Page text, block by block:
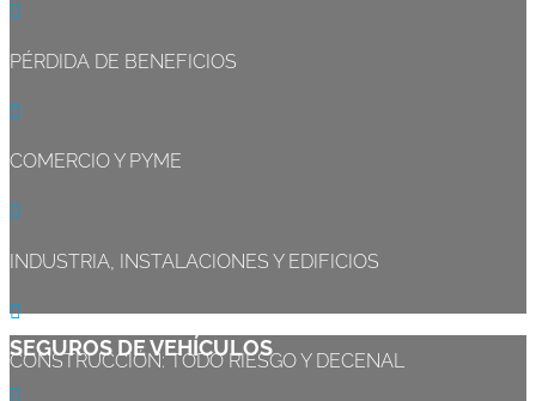

PÉRDIDA DE BENEFICIOS

COMERCIO Y PYME

INDUSTRIA, INSTALACIONES Y EDIFICIOS

CONSTRUCCIÓN: TODO RIESGO Y DECENAL
SEGUROS DE VEHÍCULOS
